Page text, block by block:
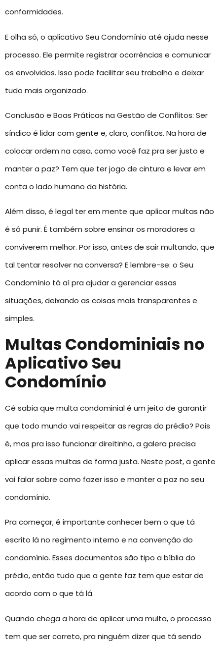
conformidades.
E olha só, o aplicativo Seu Condomínio até ajuda nesse
processo. Ele permite registrar ocorrências e comunicar
os envolvidos. Isso pode facilitar seu trabalho e deixar
tudo mais organizado.
Conclusão e Boas Práticas na Gestão de Conflitos: Ser
síndico é lidar com gente e, claro, conflitos. Na hora de
colocar ordem na casa, como você faz pra ser justo e
manter a paz? Tem que ter jogo de cintura e levar em
conta o lado humano da história.
Além disso, é legal ter em mente que aplicar multas não
é só punir. É também sobre ensinar os moradores a
conviverem melhor. Por isso, antes de sair multando, que
tal tentar resolver na conversa? E lembre-se: o Seu
Condomínio tá aí pra ajudar a gerenciar essas
situações, deixando as coisas mais transparentes e
simples.
Multas Condominiais no
Aplicativo Seu
Condomínio
Cê sabia que multa condominial é um jeito de garantir
que todo mundo vai respeitar as regras do prédio? Pois
é, mas pra isso funcionar direitinho, a galera precisa
aplicar essas multas de forma justa. Neste post, a gente
vai falar sobre como fazer isso e manter a paz no seu
condomínio.
Pra começar, é importante conhecer bem o que tá
escrito lá no regimento interno e na convenção do
condomínio. Esses documentos são tipo a bíblia do
prédio, então tudo que a gente faz tem que estar de
acordo com o que tá lá.
Quando chega a hora de aplicar uma multa, o processo
tem que ser correto, pra ninguém dizer que tá sendo